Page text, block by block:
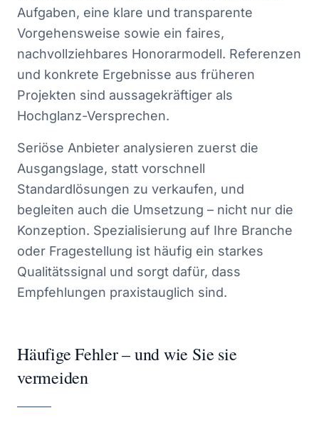
Aufgaben, eine klare und transparente
Vorgehensweise sowie ein faires,
nachvollziehbares Honorarmodell. Referenzen
und konkrete Ergebnisse aus früheren
Projekten sind aussagekräftiger als
Hochglanz-Versprechen.
Seriöse Anbieter analysieren zuerst die
Ausgangslage, statt vorschnell
Standardlösungen zu verkaufen, und
begleiten auch die Umsetzung – nicht nur die
Konzeption. Spezialisierung auf Ihre Branche
oder Fragestellung ist häufig ein starkes
Qualitätssignal und sorgt dafür, dass
Empfehlungen praxistauglich sind.
Häufige Fehler – und wie Sie sie
vermeiden